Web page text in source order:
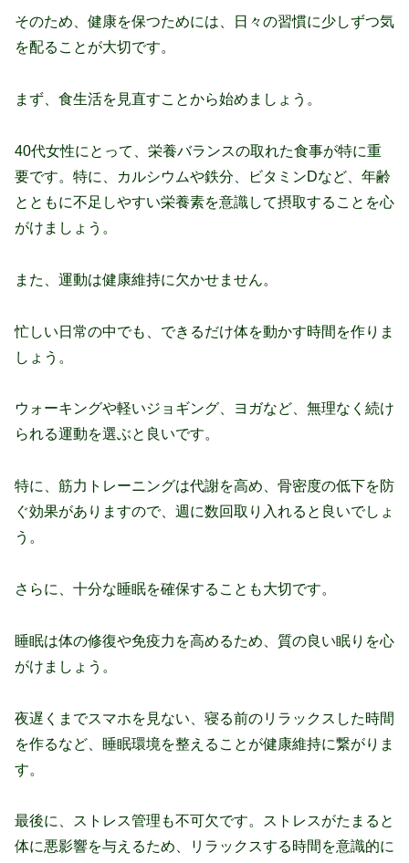
そのため、健康を保つためには、日々の習慣に少しずつ気
を配ることが大切です。
まず、食生活を見直すことから始めましょう。
40代女性にとって、栄養バランスの取れた食事が特に重
要です。特に、カルシウムや鉄分、ビタミンDなど、年齢
とともに不足しやすい栄養素を意識して摂取することを心
がけましょう。
また、運動は健康維持に欠かせません。
忙しい日常の中でも、できるだけ体を動かす時間を作りま
しょう。
ウォーキングや軽いジョギング、ヨガなど、無理なく続け
られる運動を選ぶと良いです。
特に、筋力トレーニングは代謝を高め、骨密度の低下を防
ぐ効果がありますので、週に数回取り入れると良いでしょ
う。
さらに、十分な睡眠を確保することも大切です。
睡眠は体の修復や免疫力を高めるため、質の良い眠りを心
がけましょう。
夜遅くまでスマホを見ない、寝る前のリラックスした時間
を作るなど、睡眠環境を整えることが健康維持に繋がりま
す。
最後に、ストレス管理も不可欠です。ストレスがたまると
体に悪影響を与えるため、リラックスする時間を意識的に